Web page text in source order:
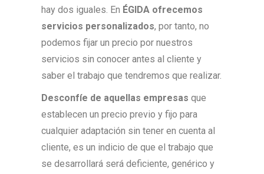
hay dos iguales. En ÉGIDA ofrecemos
servicios personalizados, por tanto, no
podemos fijar un precio por nuestros
servicios sin conocer antes al cliente y
saber el trabajo que tendremos que realizar.
Desconfíe de aquellas empresas que
establecen un precio previo y fijo para
cualquier adaptación sin tener en cuenta al
cliente, es un indicio de que el trabajo que
se desarrollará será deficiente, genérico y